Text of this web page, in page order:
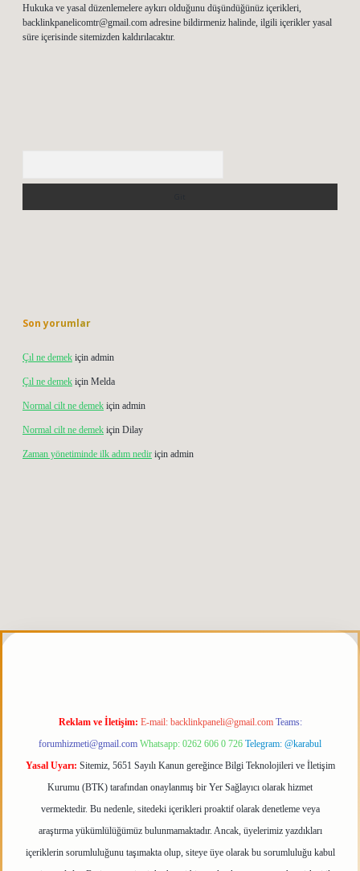
Hukuka ve yasal düzenlemelere aykırı olduğunu düşündüğünüz içerikleri,
backlinkpanelicomtr@gmail.com adresine bildirmeniz halinde, ilgili içerikler yasal
süre içerisinde sitemizden kaldırılacaktır.
Son yorumlar
Çıl ne demek için admin
Çıl ne demek için Melda
Normal cilt ne demek için admin
Normal cilt ne demek için Dilay
Zaman yönetiminde ilk adım nedir için admin
Reklam ve İletişim: E-mail: backlinkpaneli@gmail.com Teams:
forumhizmeti@gmail.com Whatsapp: 0262 606 0 726 Telegram: @karabul
Yasal Uyarı: Sitemiz, 5651 Sayılı Kanun gereğince Bilgi Teknolojileri ve İletişim
Kurumu (BTK) tarafından onaylanmış bir Yer Sağlayıcı olarak hizmet
vermektedir. Bu nedenle, sitedeki içerikleri proaktif olarak denetleme veya
araştırma yükümlülüğümüz bulunmamaktadır. Ancak, üyelerimiz yazdıkları
içeriklerin sorumluluğunu taşımakta olup, siteye üye olarak bu sorumluluğu kabul